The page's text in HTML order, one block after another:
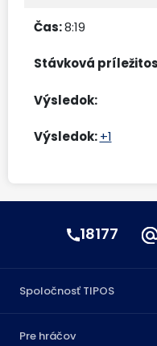
8:19
+1
18177
Spoločnosť TIPOS
Pre hráčov